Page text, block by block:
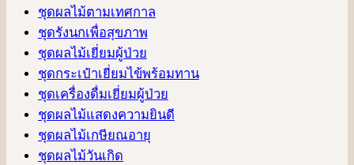
ชุดผลไม้ตามเทศกาล
ชุดรังนกเพื่อสุขภาพ
ชุดผลไม้เยี่ยมผู้ป่วย
ชุดกระเป๋าเยี่ยมไข้พร้อมทาน
ชุดเครื่องดื่มเยี่ยมผู้ป่วย
ชุดผลไม้แสดงความยินดี
ชุดผลไม้เกษียณอายุ
ชุดผลไม้วันเกิด